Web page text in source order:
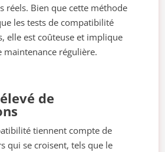
réels. Bien que cette méthode
les tests de compatibilité
elle est coûteuse et implique
maintenance régulière.
de
tiennent compte de
qui se croisent, tels que le